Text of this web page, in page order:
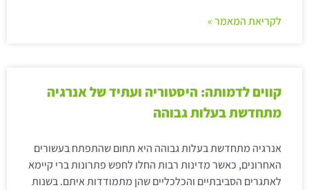
לקריאת המאמר »
קווים לדמותה: היסטוריה ועתיד של אנרגיה
מתחדשת בעלות גבוהה
אנרגיה מתחדשת בעלות גבוהה היא תחום שהתפתח בעשורים
האחרונים, כאשר מדינות רבות החלו לחפש פתרונות ברי קיימא
לאתגרים הסביבתיים והכלכליים שהן מתמודדות איתם. בשנות